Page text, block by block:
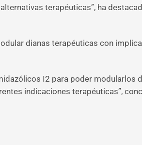
terapéuticas”, ha
dianas terapéuticas con
I2 para poder modularlos
indicaciones terapéuticas”,